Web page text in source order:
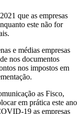
que as empresas
este não for
e médias empresas
nos documentos
nos impostos em
as Fisco,
em prática este ano
19 as empresas